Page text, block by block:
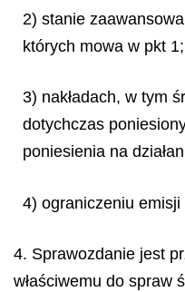
2) stanie
których mowa w pkt 1;
3) nakładach, w tym
dotychczas
poniesienia na
4) ograniczeniu
4. Sprawozdanie jest
właściwemu do spraw